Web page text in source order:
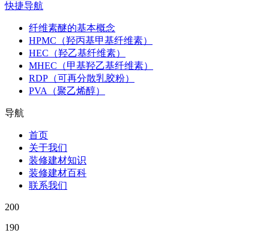
快捷导航
纤维素醚的基本概念
HPMC（羟丙基甲基纤维素）
HEC（羟乙基纤维素）
MHEC（甲基羟乙基纤维素）
RDP（可再分散乳胶粉）
PVA（聚乙烯醇）
导航
首页
关于我们
装修建材知识
装修建材百科
联系我们
200
190